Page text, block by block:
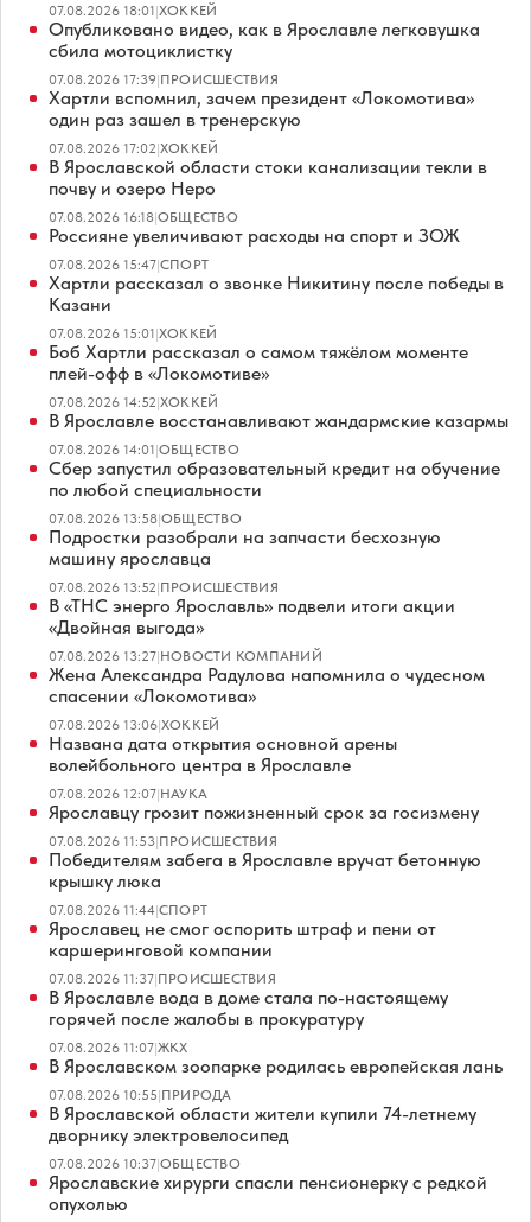
07.08.2026 18:01|ХОККЕЙ
Опубликовано видео, как в Ярославле легковушка
сбила мотоциклистку
07.08.2026 17:39|ПРОИСШЕСТВИЯ
Хартли вспомнил, зачем президент «Локомотива»
один раз зашел в тренерскую
07.08.2026 17:02|ХОККЕЙ
В Ярославской области стоки канализации текли в
почву и озеро Неро
07.08.2026 16:18|ОБЩЕСТВО
Россияне увеличивают расходы на спорт и ЗОЖ
07.08.2026 15:47|СПОРТ
Хартли рассказал о звонке Никитину после победы в
Казани
07.08.2026 15:01|ХОККЕЙ
Боб Хартли рассказал о самом тяжёлом моменте
плей-офф в «Локомотиве»
07.08.2026 14:52|ХОККЕЙ
В Ярославле восстанавливают жандармские казармы
07.08.2026 14:01|ОБЩЕСТВО
Сбер запустил образовательный кредит на обучение
по любой специальности
07.08.2026 13:58|ОБЩЕСТВО
Подростки разобрали на запчасти бесхозную
машину ярославца
07.08.2026 13:52|ПРОИСШЕСТВИЯ
В «ТНС энерго Ярославль» подвели итоги акции
«Двойная выгода»
07.08.2026 13:27|НОВОСТИ КОМПАНИЙ
Жена Александра Радулова напомнила о чудесном
спасении «Локомотива»
07.08.2026 13:06|ХОККЕЙ
Названа дата открытия основной арены
волейбольного центра в Ярославле
07.08.2026 12:07|НАУКА
Ярославцу грозит пожизненный срок за госизмену
07.08.2026 11:53|ПРОИСШЕСТВИЯ
Победителям забега в Ярославле вручат бетонную
крышку люка
07.08.2026 11:44|СПОРТ
Ярославец не смог оспорить штраф и пени от
каршеринговой компании
07.08.2026 11:37|ПРОИСШЕСТВИЯ
В Ярославле вода в доме стала по-настоящему
горячей после жалобы в прокуратуру
07.08.2026 11:07|ЖКХ
В Ярославском зоопарке родилась европейская лань
07.08.2026 10:55|ПРИРОДА
В Ярославской области жители купили 74-летнему
дворнику электровелосипед
07.08.2026 10:37|ОБЩЕСТВО
Ярославские хирурги спасли пенсионерку с редкой
опухолью